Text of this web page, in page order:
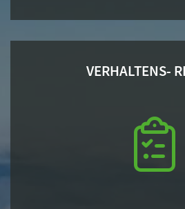
VERHALTENS-